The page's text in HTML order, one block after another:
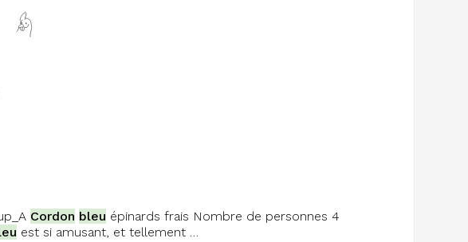
Cordon bleu épinards frais Nombre de personnes 4
est si amusant, et tellement …